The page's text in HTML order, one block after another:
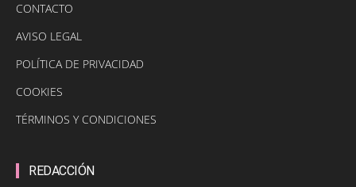
CONTACTO
AVISO LEGAL
POLÍTICA DE PRIVACIDAD
COOKIES
TÉRMINOS Y CONDICIONES
REDACCIÓN